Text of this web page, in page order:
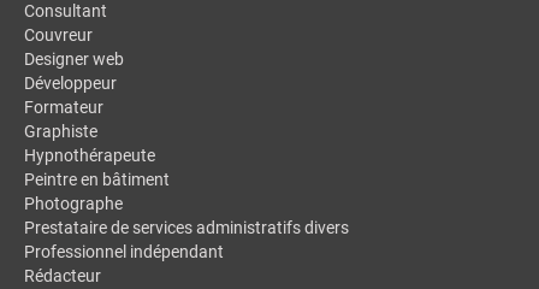
Consultant
Couvreur
Designer web
Développeur
Formateur
Graphiste
Hypnothérapeute
Peintre en bâtiment
Photographe
Prestataire de services administratifs divers
Professionnel indépendant
Rédacteur